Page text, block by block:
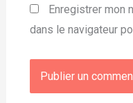
Enregistrer mon
dans le navigateur